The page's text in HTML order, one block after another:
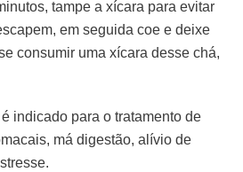
tampe a xícara para evitar
em seguida coe e deixe
consumir uma xícara desse chá,
indicado para o tratamento de
má digestão, alívio de